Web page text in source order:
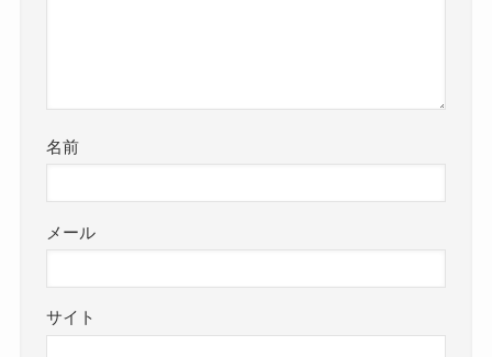
名前
メール
サイト